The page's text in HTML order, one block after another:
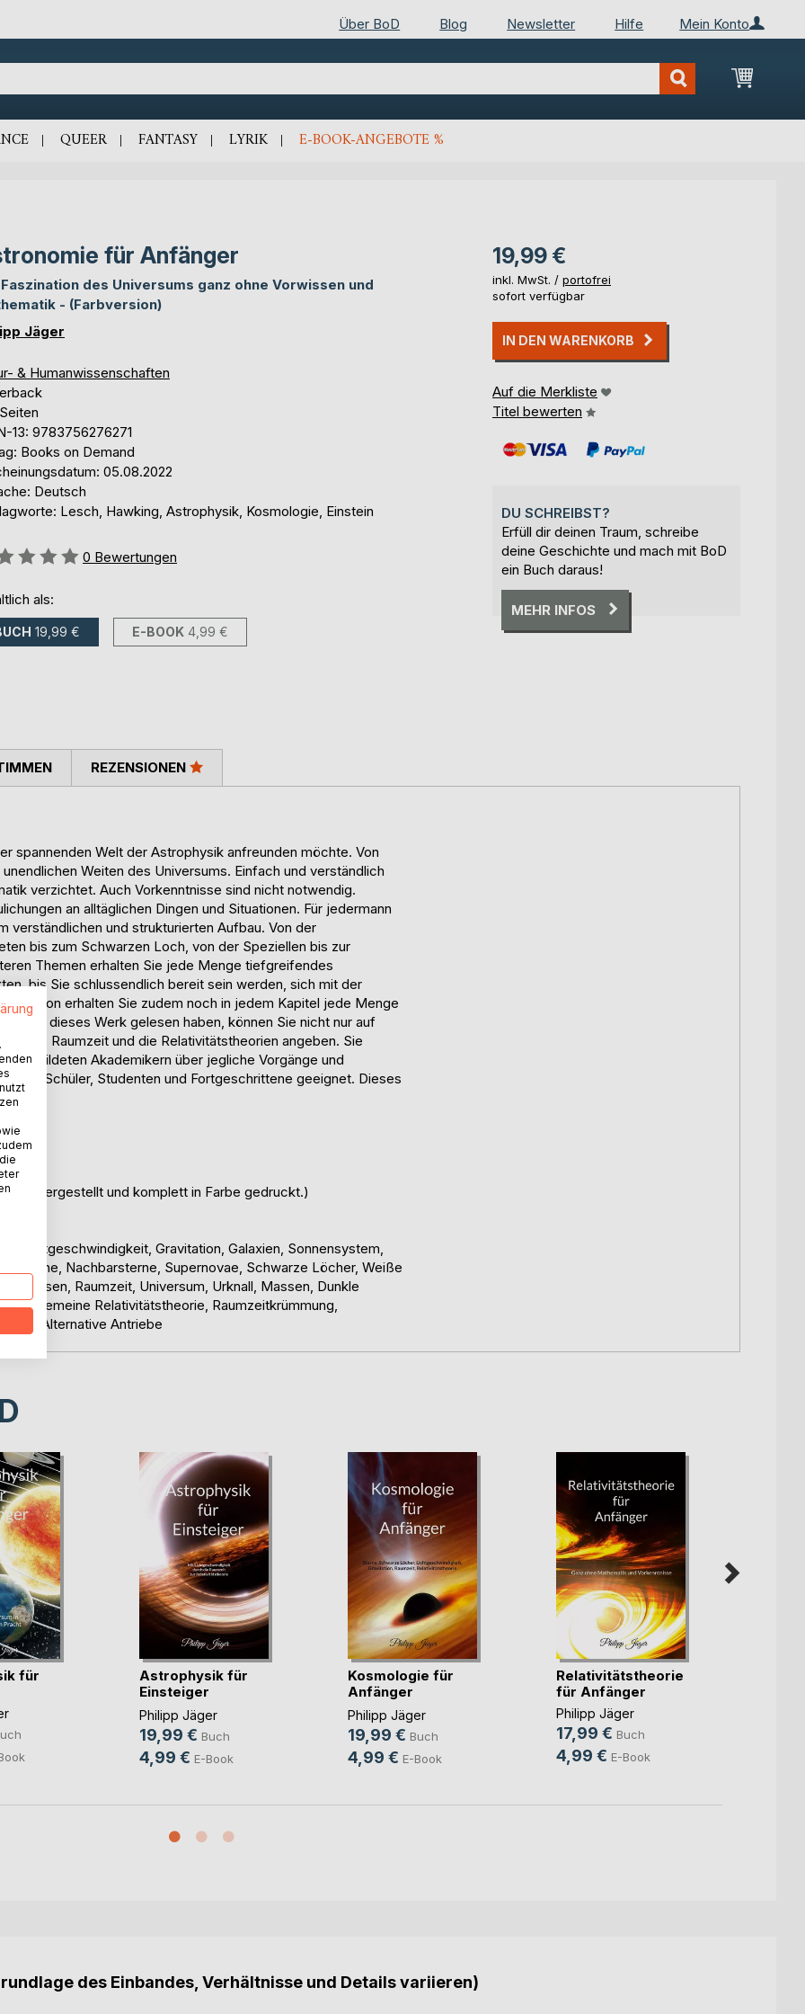
Mein Konto
Über BoD Blog Newsletter Hilfe
Mein
QUEER FANTASY LYRIK E-BOOK-ANGEBOTE %
für Anfänger
des Universums ganz ohne Vorwissen und
- (Farbversion)
Jäger
& Humanwissenschaften
13: 9783756276271
Books on Demand
05.08.2022
Deutsch
Lesch, Hawking, Astrophysik, Kosmologie, Einstein
0 Bewertungen
als:
19,99 € E-BOOK 4,99 €
19,99 €
inkl. MwSt. / portofrei
sofort verfügbar
IN DEN WARENKORB
Auf die Merkliste
Titel bewerten
DU SCHREIBST?
Erfüll dir deinen Traum, schreibe
deine Geschichte und mach mit BoD
ein Buch daraus!
MEHR INFOS
spannenden Welt der Astrophysik anfreunden möchte. Von
Weiten des Universums. Einfach und verständlich
verzichtet. Auch Vorkenntnisse sind nicht notwendig.
an alltäglichen Dingen und Situationen. Für jedermann
verständlichen und strukturierten Aufbau. Von der
bis zum Schwarzen Loch, von der Speziellen bis zur
Themen erhalten Sie jede Menge tiefgreifendes
bis Sie schlussendlich bereit sein werden, sich mit der
erhalten Sie zudem noch in jedem Kapitel jede Menge
Sie dieses Werk gelesen haben, können Sie nicht nur auf
die Raumzeit und die Relativitätstheorien angeben. Sie
Akademikern über jegliche Vorgänge und
für Schüler, Studenten und Fortgeschrittene geeignet. Dieses
hergestellt und komplett in Farbe gedruckt.)
Lichtgeschwindigkeit, Gravitation, Galaxien, Sonnensystem,
Sonne, Nachbarsterne, Supernovae, Schwarze Löcher, Weiße
Raumzeit, Universum, Urknall, Massen, Dunkle
Allgemeine Relativitätstheorie, Raumzeitkrümmung,
Alternative Antriebe
REZENSIONEN
für
Astrophysik für
Einsteiger
(Farbve(...)
Philipp Jäger
19,99 € Buch
4,99 € E-Book
Kosmologie für
Anfänger
(Farbversion)
Philipp Jäger
19,99 € Buch
4,99 € E-Book
Relativitätstheorie
für Anfänger
Philipp Jäger
17,99 € Buch
4,99 € E-Book
des Einbandes, Verhältnisse und Details variieren)